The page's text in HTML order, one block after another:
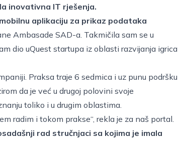
inovativna IT rješenja.
aplikaciju za prikaz podataka
Ambasade SAD-a. Takmičila sam se u
dio uQuest startupa iz oblasti razvijanja igrica
Praksa traje 6 sedmica i uz punu podršku
da je već u drugoj polovini svoje
toliko i u drugim oblastima.
radim i tokom prakse“, rekla je za naš portal.
rad stručnjaci sa kojima je imala